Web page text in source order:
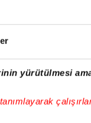
yürütülmesi